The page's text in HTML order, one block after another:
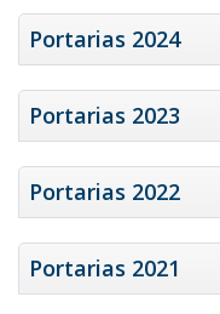
Portarias 2024
Portarias 2023
Portarias 2022
Portarias 2021